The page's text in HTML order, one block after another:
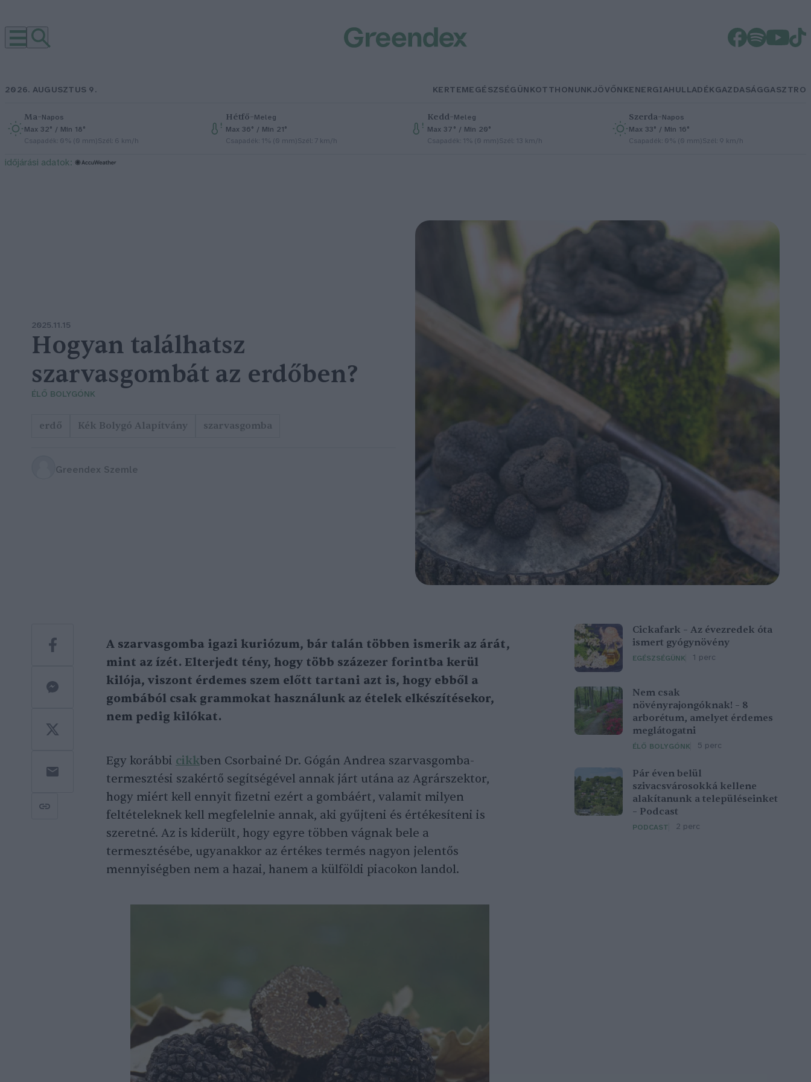
2026. AUGUSZTUS 9. KERTEMEGÉSZSÉGÜNKOTTHONUNKJÖVŐNKENERGIAHULLADÉKGAZDASÁGGASZTRO
Ma–Napos
Max 32° / Min 18°
Csapadék: 0% (0 mm)Szél: 6 km/h
Hétfő–Meleg
Max 36° / Min 21°
Csapadék: 1% (0 mm)Szél: 7 km/h
Kedd–Meleg
Max 37° / Min 20°
Csapadék: 1% (0 mm)Szél: 13 km/h
Szerda–Napos
Max 33° / Min 16°
Csapadék: 0% (0 mm)Szél: 9 km/h
időjárási adatok:
2025.11.15
Hogyan találhatsz
szarvasgombát az erdőben?
ÉLŐ BOLYGÓNK
erdő Kék Bolygó Alapítvány szarvasgomba
Greendex Szemle
A szarvasgomba igazi kuriózum, bár talán többen ismerik az árát,
mint az ízét. Elterjedt tény, hogy több százezer forintba kerül
kilója, viszont érdemes szem előtt tartani azt is, hogy ebből a
gombából csak grammokat használunk az ételek elkészítésekor,
nem pedig kilókat.
Egy korábbi cikkben Csorbainé Dr. Gógán Andrea szarvasgomba-
termesztési szakértő segítségével annak járt utána az Agrárszektor,
hogy miért kell ennyit fizetni ezért a gombáért, valamit milyen
feltételeknek kell megfelelnie annak, aki gyűjteni és értékesíteni is
szeretné. Az is kiderült, hogy egyre többen vágnak bele a
termesztésébe, ugyanakkor az értékes termés nagyon jelentős
mennyiségben nem a hazai, hanem a külföldi piacokon landol.
Cickafark – Az évezredek óta
ismert gyógynövény
EGÉSZSÉGÜNK 1 perc
Nem csak
növényrajongóknak! – 8
arborétum, amelyet érdemes
meglátogatni
ÉLŐ BOLYGÓNK 5 perc
Pár éven belül
szivacsvárosokká kellene
alakítanunk a településeinket
– Podcast
PODCAST 2 perc